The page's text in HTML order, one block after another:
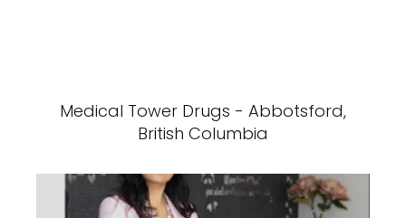
Medical Tower Drugs - Abbotsford,
British Columbia